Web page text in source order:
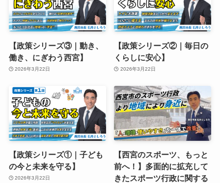
【政策シリーズ③｜動き、
働き、にぎわう西宮】
2026年3月22日
【政策シリーズ②｜毎日の
くらしに安心】
2026年3月22日
【政策シリーズ①｜子ども
の今と未来を守る】
2026年3月22日
【西宮のスポーツ、もっと
前へ！】多面的に拡充して
きたスポーツ行政に関する